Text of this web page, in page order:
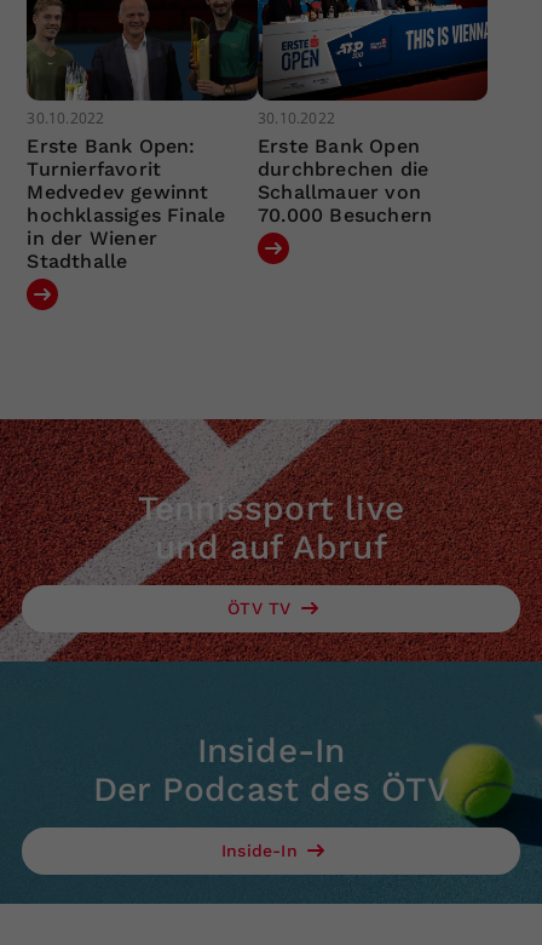
30.10.2022
Erste Bank Open:
Turnierfavorit
Medvedev gewinnt
hochklassiges Finale
in der Wiener
Stadthalle
30.10.2022
Erste Bank Open
durchbrechen die
Schallmauer von
70.000 Besuchern
Tennissport live
und auf Abruf
ÖTV TV
Inside-In
Der Podcast des ÖTV
Inside-In